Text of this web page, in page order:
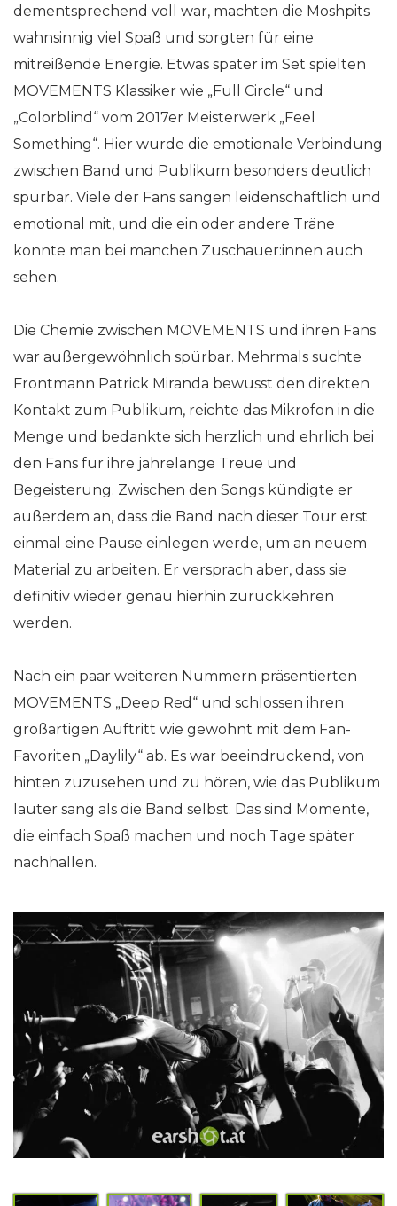
dementsprechend voll war, machten die Moshpits
wahnsinnig viel Spaß und sorgten für eine
mitreißende Energie. Etwas später im Set spielten
MOVEMENTS Klassiker wie „Full Circle“ und
„Colorblind“ vom 2017er Meisterwerk „Feel
Something“. Hier wurde die emotionale Verbindung
zwischen Band und Publikum besonders deutlich
spürbar. Viele der Fans sangen leidenschaftlich und
emotional mit, und die ein oder andere Träne
konnte man bei manchen Zuschauer:innen auch
sehen.
Die Chemie zwischen MOVEMENTS und ihren Fans
war außergewöhnlich spürbar. Mehrmals suchte
Frontmann Patrick Miranda bewusst den direkten
Kontakt zum Publikum, reichte das Mikrofon in die
Menge und bedankte sich herzlich und ehrlich bei
den Fans für ihre jahrelange Treue und
Begeisterung. Zwischen den Songs kündigte er
außerdem an, dass die Band nach dieser Tour erst
einmal eine Pause einlegen werde, um an neuem
Material zu arbeiten. Er versprach aber, dass sie
definitiv wieder genau hierhin zurückkehren
werden.
Nach ein paar weiteren Nummern präsentierten
MOVEMENTS „Deep Red“ und schlossen ihren
großartigen Auftritt wie gewohnt mit dem Fan-
Favoriten „Daylily“ ab. Es war beeindruckend, von
hinten zuzusehen und zu hören, wie das Publikum
lauter sang als die Band selbst. Das sind Momente,
die einfach Spaß machen und noch Tage später
nachhallen.